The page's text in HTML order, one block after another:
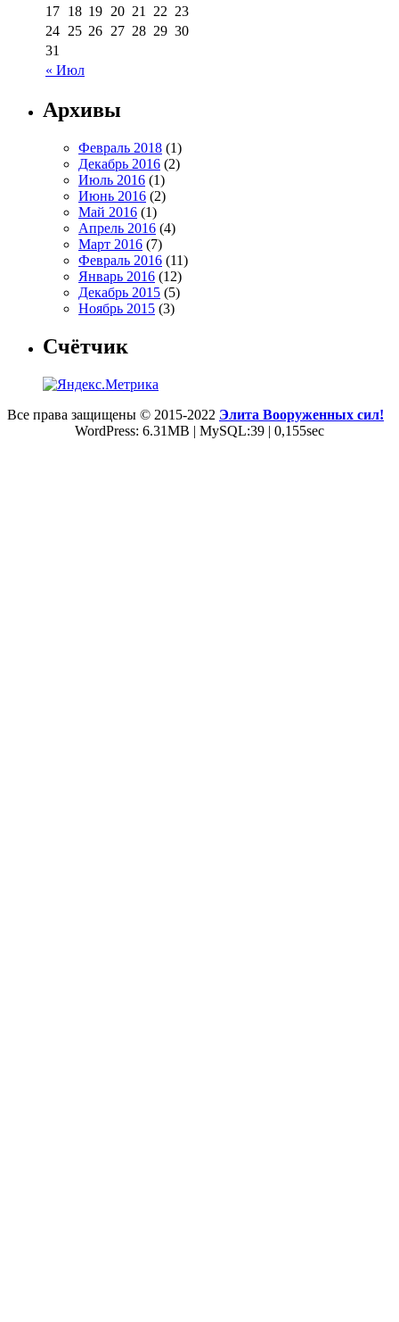
« Июл
17 18 19 20 21 22 23
24 25 26 27 28 29 30
31
Архивы
Февраль 2018 (1)
Декабрь 2016 (2)
Июль 2016 (1)
Июнь 2016 (2)
Май 2016 (1)
Апрель 2016 (4)
Март 2016 (7)
Февраль 2016 (11)
Январь 2016 (12)
Декабрь 2015 (5)
Ноябрь 2015 (3)
Счётчик
Все права защищены © 2015-2022 Элита Вооруженных сил!
WordPress: 6.31MB | MySQL:39 | 0,155sec